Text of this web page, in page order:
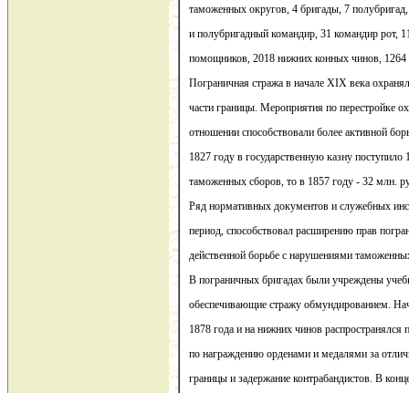
таможенных округов, 4 бригады, 7
и полубригадный командир, 31 командир рот,
помощников, 2018 нижних конных чинов,
Пограничная стража в начале XIX века
части границы. Мероприятия по перестройке
отношении способствовали более активной
1827 году в государственную казну
таможенных сборов, то в 1857 году - 32 млн.
Ряд нормативных документов и служебных
период, способствовал расширению прав
действенной борьбе с нарушениями
В пограничных бригадах были учреждены
обеспечивающие стражу обмундированием.
1878 года и на нижних чинов
по награждению орденами и медалями за
границы и задержание контрабандистов. В